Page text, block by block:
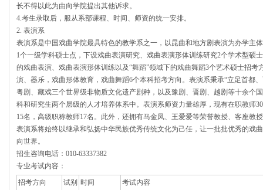
长不得以此为由向学院提出其他诉求。
4.考生录取后，服从系部课程、时间、师资的统一安排。
2. 表演系
表演系是中国戏曲学院最具特色的教学系之一，以昆曲和地方剧表演为办学主
1个一级学科硕士点，下设戏曲表演研究、戏曲表演形体训练研究2个学术型硕
的戏曲表演、戏曲表演形体训练以及“舞蹈”领域下的戏曲舞蹈3个艺术硕士招考
演、器乐，戏曲形体教育，戏曲舞蹈6个本科招考方向。表演系秉承“立足首都
粤剧、藏戏三个世界级非物质文化遗产剧种，以及豫剧、晋剧、越剧等十余个
科和研究生两个层级的人才培养体系中。表演系师资力量雄厚，现有在职教师
15名，高级职称教师17名。此外，还拥有马金凤、王爱爱等荣誉教授、客座教
表演系将始终以继承和弘扬中华民族优秀传统文化为己任，让一批批优秀的戏
向世界。
招生咨询电话：010-63337382
专业考试内容：
招考方向
试别 时间 考试内容